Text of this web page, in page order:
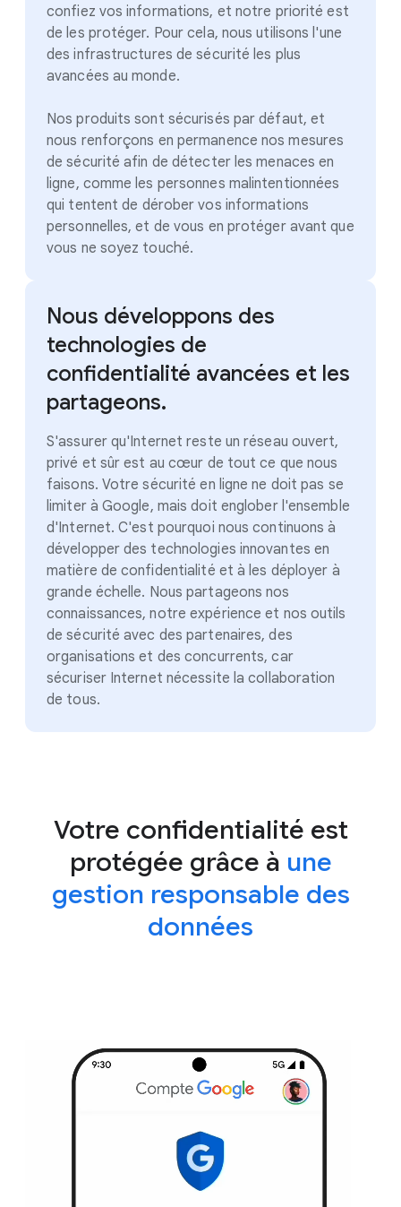
confiez vos informations, et notre priorité est
de les protéger. Pour cela, nous utilisons l'une
des infrastructures de sécurité les plus
avancées au monde.
Nos produits sont sécurisés par défaut, et
nous renforçons en permanence nos mesures
de sécurité afin de détecter les menaces en
ligne, comme les personnes malintentionnées
qui tentent de dérober vos informations
personnelles, et de vous en protéger avant que
vous ne soyez touché.
Nous développons des
technologies de
confidentialité avancées et les
partageons.
S'assurer qu'Internet reste un réseau ouvert,
privé et sûr est au cœur de tout ce que nous
faisons. Votre sécurité en ligne ne doit pas se
limiter à Google, mais doit englober l'ensemble
d'Internet. C'est pourquoi nous continuons à
développer des technologies innovantes en
matière de confidentialité et à les déployer à
grande échelle. Nous partageons nos
connaissances, notre expérience et nos outils
de sécurité avec des partenaires, des
organisations et des concurrents, car
sécuriser Internet nécessite la collaboration
de tous.
Votre confidentialité est
protégée grâce à une
gestion responsable des
données